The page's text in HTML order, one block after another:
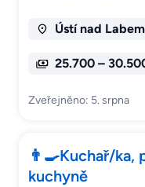
Ústí nad
25.700 –
Zveřejněno: 5. srpna
👨‍🍳Kuchař/ka,
kuchyně